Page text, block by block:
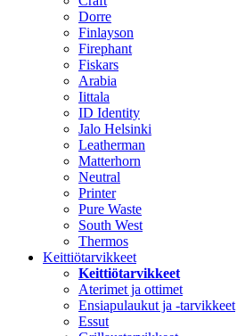
Dorre
Finlayson
Firephant
Fiskars
Arabia
Iittala
ID Identity
Jalo Helsinki
Leatherman
Matterhorn
Neutral
Printer
Pure Waste
South West
Thermos
Keittiötarvikkeet
Keittiötarvikkeet
Aterimet ja ottimet
Ensiapulaukut ja -tarvikkeet
Essut